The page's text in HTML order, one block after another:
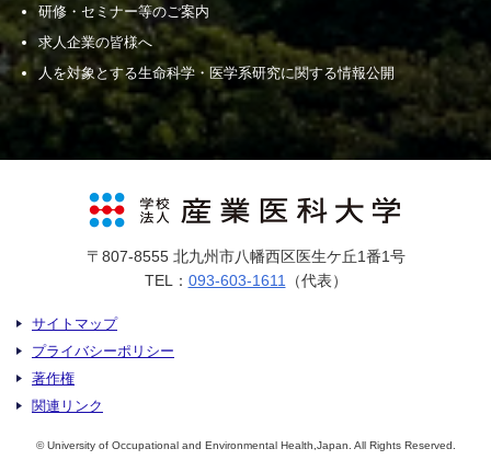
研修・セミナー等のご案内
求人企業の皆様へ
人を対象とする生命科学・医学系研究に関する情報公開
〒807-8555 北九州市八幡西区医生ケ丘1番1号
TEL： 093-603-1611 （代表）
サイトマップ
プライバシーポリシー
著作権
関連リンク
© University of Occupational and Environmental Health,Japan. All Rights Reserved.